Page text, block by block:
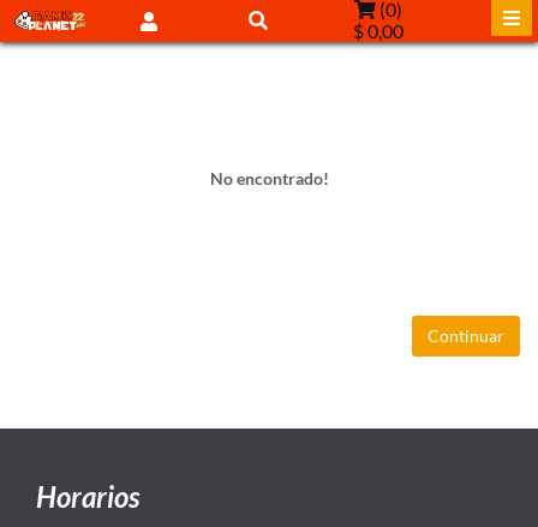
(0)
$ 0,00
No encontrado!
Continuar
Horarios